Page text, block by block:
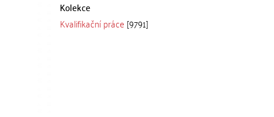
Kolekce
Kvalifikační práce [9791]